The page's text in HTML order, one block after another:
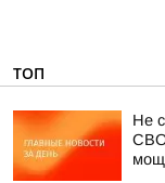
ТОП
Не
СВО